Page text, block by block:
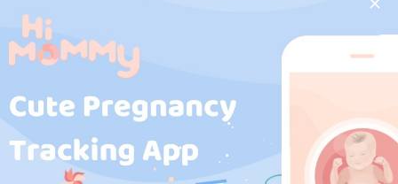
kehamilan
obatan selama
kehamilan·
Masalah
kesehatan bayi·